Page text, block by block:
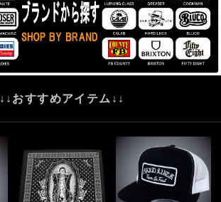
↓↓おすすめアイテム↓↓